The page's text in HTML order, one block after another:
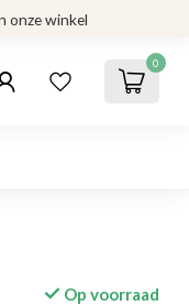
onze winkel
0
Op voorraad